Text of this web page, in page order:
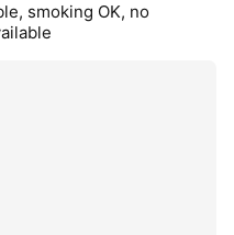
smoking OK, no